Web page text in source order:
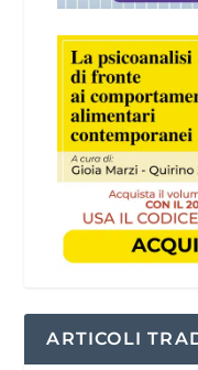
ARTICOLI